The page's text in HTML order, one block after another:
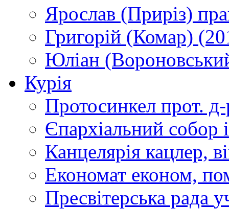
Ярослав (Приріз)
Григорій (Комар)
Юліан
Курія
Протосинкел прот.
Єпархіальний собор
Канцелярія кацлер,
Економат економ,
Пресвітерська рада